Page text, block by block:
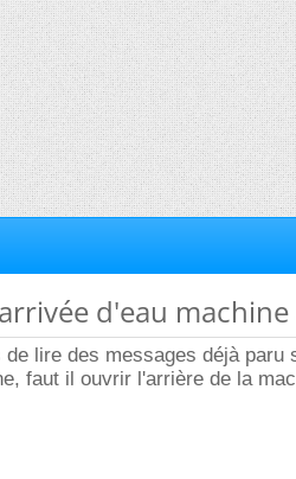
d'eau
lire des messages déjà paru
faut il ouvrir l'arrière de la